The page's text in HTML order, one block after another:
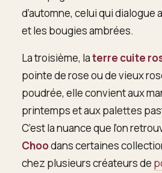
d’automne, celui qui dialogue
et les bougies ambrées.
La troisième, laterre cuite
pointe de rose ou de vieux
poudrée, elle convient aux
printemps et aux palettes
C’est la nuance que l’on
Choodans certaines
chez plusieurs créateurs de